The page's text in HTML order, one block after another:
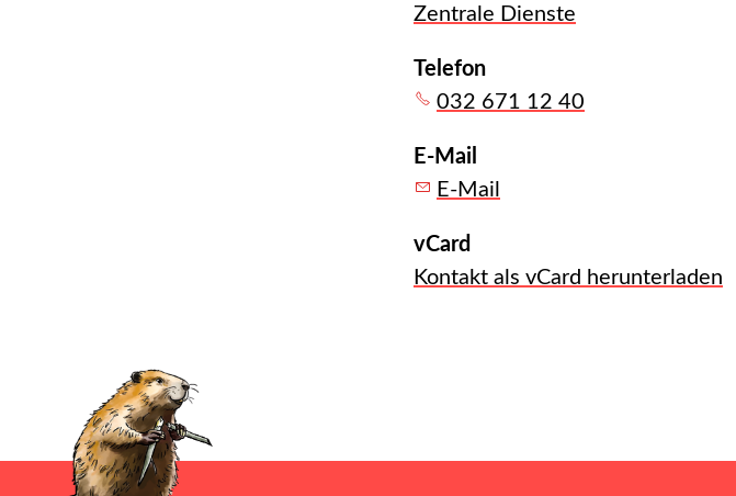
Zentrale Dienste
Telefon
032 671 12 40
E-Mail
E-Mail
vCard
Kontakt als vCard herunterladen